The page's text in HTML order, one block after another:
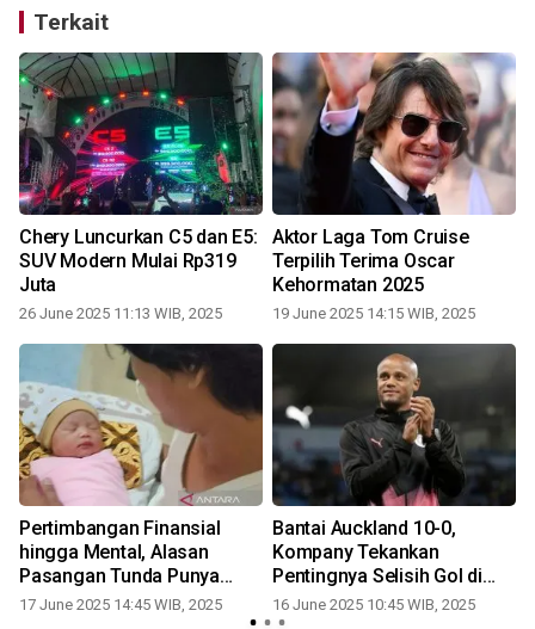
Terkait
Chery Luncurkan C5 dan E5:
SUV Modern Mulai Rp319
Juta
26 June 2025 11:13 WIB, 2025
Aktor Laga Tom Cruise
Terpilih Terima Oscar
Kehormatan 2025
19 June 2025 14:15 WIB, 2025
Pertimbangan Finansial
hingga Mental, Alasan
Pasangan Tunda Punya
Anak
17 June 2025 14:45 WIB, 2025
Bantai Auckland 10-0,
Kompany Tekankan
Pentingnya Selisih Gol di
Grup Berat
16 June 2025 10:45 WIB, 2025